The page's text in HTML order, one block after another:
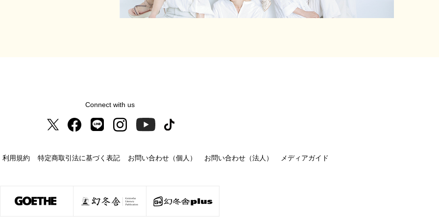
Connect with us
利用規約 特定商取引法に基づく表記 お問い合わせ（個人） お問い合わせ（法人） メディアガイド